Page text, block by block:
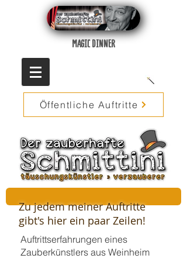
MAGIC DINNER
Öffentliche Auftritte
Zu jedem meiner Auftritte
gibt's hier ein paar Zeilen!
Auftrittserfahrungen eines
Zauberkünstlers aus Weinheim